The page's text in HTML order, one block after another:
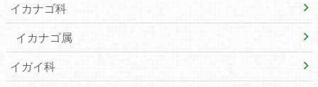
イカナゴ科
イカナゴ属
イガイ科